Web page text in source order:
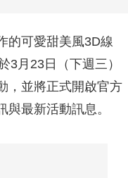
的可愛甜美風3D線
3月23日（下週三）
，並將正式開啟官方
最新活動訊息。